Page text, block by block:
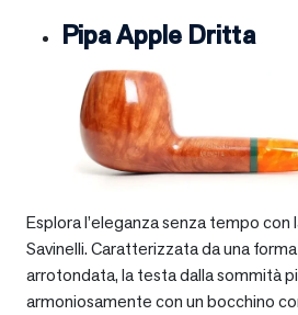
Pipa Apple Dritta
Esplora l’eleganza senza tempo
Savinelli. Caratterizzata da una
arrotondata, la testa dalla sommità
armoniosamente con un bocchino